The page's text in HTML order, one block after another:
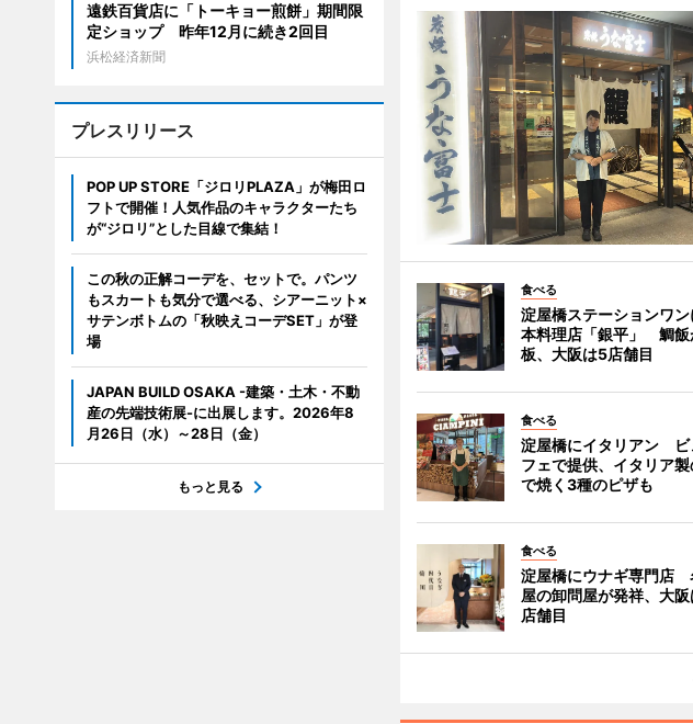
食べる
淀屋橋ステーションワン
本料理店「銀平」 鯛飯
板、大阪は5店舗目
食べる
淀屋橋にイタリアン ビ
フェで提供、イタリア製
で焼く3種のピザも
食べる
淀屋橋にウナギ専門店
屋の卸問屋が発祥、大
店舗目
遠鉄百貨店に「トーキョー煎餅」期間限
定ショップ 昨年12月に続き2回目
浜松経済新聞
プレスリリース
POP UP STORE「ジロリPLAZA」が梅田ロ
フトで開催！人気作品のキャラクターたち
が“ジロリ”とした目線で集結！
この秋の正解コーデを、セットで。パンツ
もスカートも気分で選べる、シアーニット×
サテンボトムの「秋映えコーデSET」が登
場
JAPAN BUILD OSAKA -建築・土木・不動
産の先端技術展-に出展します。2026年8
月26日（水）～28日（金）
もっと見る